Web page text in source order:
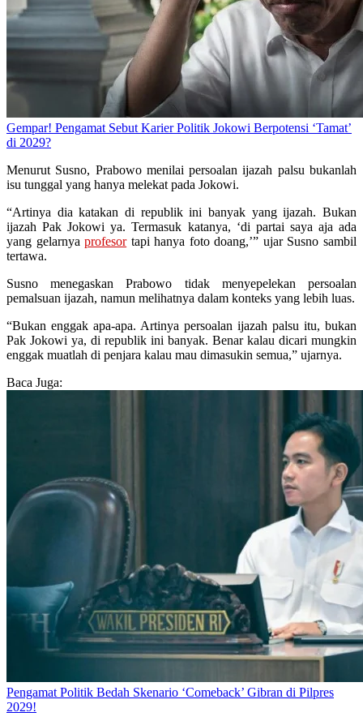
Gempar! Pengamat Sebut Karier Politik Jokowi Berpotensi ‘Tamat’
di 2029?
Menurut Susno, Prabowo menilai persoalan ijazah palsu bukanlah
isu tunggal yang hanya melekat pada Jokowi.
“Artinya dia katakan di republik ini banyak yang ijazah. Bukan
ijazah Pak Jokowi ya. Termasuk katanya, ‘di partai saya aja ada
yang gelarnyaprofesortapi hanya foto doang,’” ujar Susno sambil
tertawa.
Susno menegaskan Prabowo tidak menyepelekan persoalan
pemalsuan ijazah, namun melihatnya dalam konteks yang lebih luas.
“Bukan enggak apa-apa. Artinya persoalan ijazah palsu itu, bukan
Pak Jokowi ya, di republik ini banyak. Benar kalau dicari mungkin
enggak muatlah di penjara kalau mau dimasukin semua,” ujarnya.
Baca Juga:
Pengamat Politik Bedah Skenario ‘Comeback’ Gibran di Pilpres
2029!